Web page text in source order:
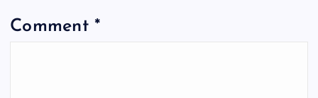
Comment*